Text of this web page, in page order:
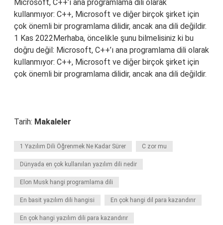
Microsoft, C++’ı ana programlama dili olarak
kullanmıyor: C++, Microsoft ve diğer birçok şirket için
çok önemli bir programlama dilidir, ancak ana dili değildir.
1 Kas 2022Merhaba, öncelikle şunu bilmelisiniz ki bu
doğru değil: Microsoft, C++’ı ana programlama dili olarak
kullanmıyor: C++, Microsoft ve diğer birçok şirket için
çok önemli bir programlama dilidir, ancak ana dili değildir.
Tarih: Makaleler
1 Yazılım Dili Öğrenmek Ne Kadar Sürer C zor mu
Dünyada en çok kullanılan yazılım dili nedir
Elon Musk hangi programlama dili
En basit yazılım dili hangisi En çok hangi dil para kazandırır
En çok hangi yazılım dili para kazandırır